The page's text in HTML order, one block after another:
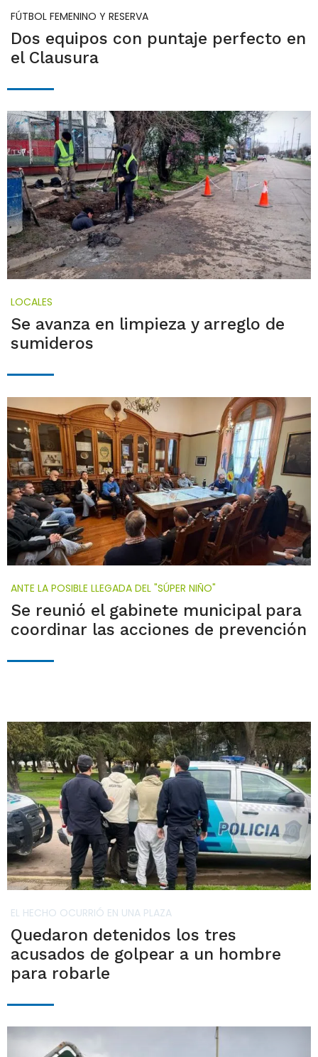
FÚTBOL FEMENINO Y RESERVA
Dos equipos con puntaje perfecto en
el Clausura
LOCALES
Se avanza en limpieza y arreglo de
sumideros
ANTE LA POSIBLE LLEGADA DEL "SÚPER NIÑO"
Se reunió el gabinete municipal para
coordinar las acciones de prevención
EL HECHO OCURRIÓ EN UNA PLAZA
Quedaron detenidos los tres
acusados de golpear a un hombre
para robarle